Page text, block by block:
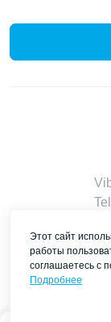
Этот сайт
работы
соглашаетесь с
Подробнее